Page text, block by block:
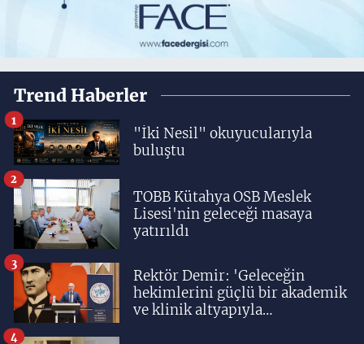
Trend Haberler
"İki Nesil" okuyucularıyla
buluştu
1
TOBB Kütahya OSB Meslek
Lisesi'nin geleceği masaya
yatırıldı
2
Rektör Demir: 'Geleceğin
hekimlerini güçlü bir akademik
ve klinik altyapıyla
3
4